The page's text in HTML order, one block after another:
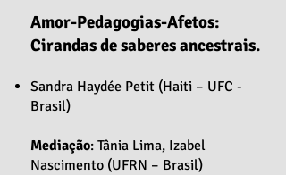
Amor-Pedagogias-Afetos:
Cirandas de saberes ancestrais.
Sandra Haydée Petit (Haiti – UFC -
Brasil)
Mediação: Tânia Lima, Izabel
Nascimento (UFRN – Brasil)